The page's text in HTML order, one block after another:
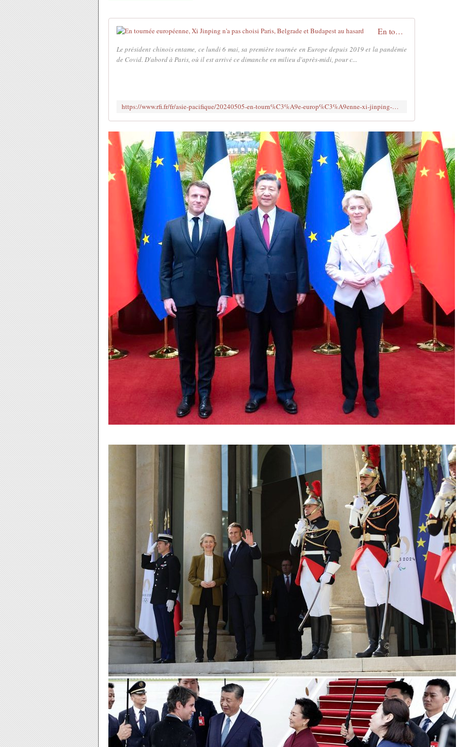
En tournée européenne, Xi Jinping n'a pas choisi Paris, Belgrade et Budapest au hasard
Le président chinois entame, ce lundi 6 mai, sa première tournée en Europe depuis 2019 et la pandémie
de Covid. D'abord à Paris, où il est arrivé ce dimanche en milieu d'après-midi, pour c...
https://www.rfi.fr/fr/asie-pacifique/20240505-en-tourn%C3%A9e-europ%C3%A9enne-xi-jinping-n-a-pas-choisi-paris-belgrade-et-budapest-au-hasard